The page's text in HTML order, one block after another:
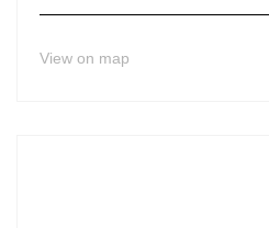
View on map